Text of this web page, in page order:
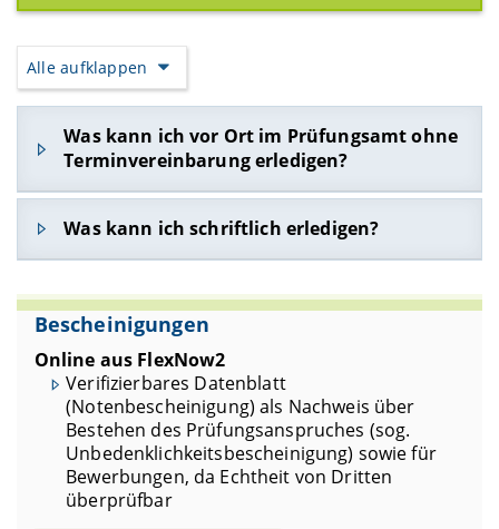
Alle aufklappen
Was kann ich vor Ort im Prüfungsamt ohne
Terminvereinbarung erledigen?
Zulassung und Anmeldung zum Staatsexamen
Abholung von Abschlussdokumenten nach
Was kann ich schriftlich erledigen?
Emailadresse):
Anforderungen von Bescheinigungen (z.B.
Durchschnittsnoten- oder
Abschlussbescheinigungen)
Antrag auf Zulassung zur Abschlussarbeit
Anforderung der Abschlussdokumente (evtl.
vorher Adressänderung über dieOnlinedienste
der Studierendenkanzlei
veranlassen)
Antrag auf Teilprüfungswechsel
Bescheinigungen
Online aus FlexNow2
Verifizierbares Datenblatt
(Notenbescheinigung) als Nachweis über
Bestehen des Prüfungsanspruches (sog.
Unbedenklichkeitsbescheinigung) sowie für
Bewerbungen, da Echtheit von Dritten
überprüfbar